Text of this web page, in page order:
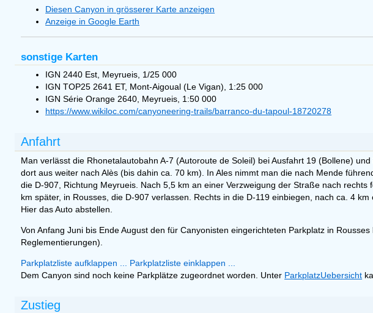
Diesen Canyon in grösserer Karte anzeigen
Anzeige in Google Earth
sonstige Karten
IGN 2440 Est, Meyrueis, 1/25 000
IGN TOP25 2641 ET, Mont-Aigoual (Le Vigan), 1:25 000
IGN Série Orange 2640, Meyrueis, 1:50 000
https://www.wikiloc.com/canyoneering-trails/barranco-du-tapoul-18720278
Anfahrt
Man verlässt die Rhonetalautobahn A-7 (Autoroute de Soleil) bei Ausfahrt 19 (Bollene)
dort aus weiter nach Alès (bis dahin ca. 70 km). In Ales nimmt man die nach Mende
die D-907, Richtung Meyrueis. Nach 5,5 km an einer Verzweigung der Straße nach
km später, in Rousses, die D-907 verlassen. Rechts in die D-119 einbiegen, nach ca. 4
Hier das Auto abstellen.
Von Anfang Juni bis Ende August den für Canyonisten eingerichteten Parkplatz in
Reglementierungen).
Parkplatzliste aufklappen ...
Parkplatzliste einklappen ...
Dem Canyon sind noch keine Parkplätze zugeordnet worden. Unter ParkplatzUebersicht
Zustieg